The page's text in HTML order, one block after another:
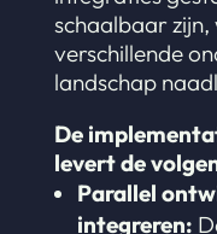
schaalbaar
verschillende
landschap
De
levert de
Parallel
integreren: